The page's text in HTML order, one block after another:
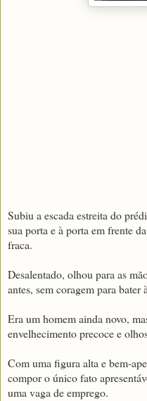
Subiu a escada estreita do
sua porta e à porta em frente
fraca.
Desalentado, olhou para as
antes, sem coragem para bater
Era um homem ainda novo,
envelhecimento precoce e
Com uma figura alta e bem-
compor o único fato
uma vaga de emprego.